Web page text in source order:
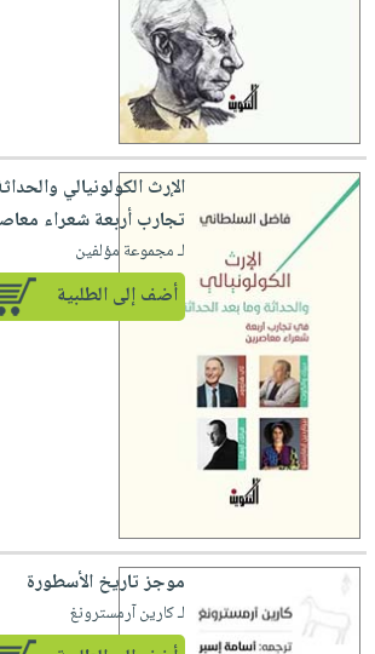
الإرث الكولونيالي
تجارب أربعة شعراء
لـ مجموعة مؤلفين
أضف إلى الطلبية
موجز تاريخ الأسطورة
لـ كارين آرمسترونغ